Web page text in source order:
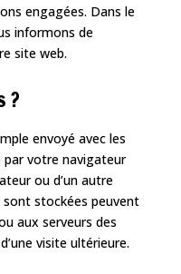
engagées. Dans le
informons de
site web.
?
envoyé avec les
votre navigateur
ou d’un autre
stockées peuvent
aux serveurs des
visite ultérieure.